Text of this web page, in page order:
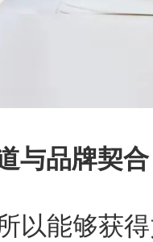
与品牌契合
以能够获